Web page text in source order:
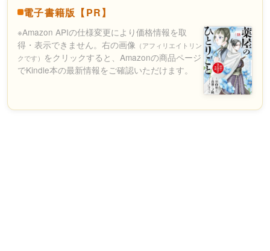
電子書籍版【PR】
※Amazon APIの仕様変更により価格情報を取
得・表示できません。右の画像 （アフィリエイトリン
クです） をクリックすると、Amazonの商品ページ
でKindle本の最新情報をご確認いただけます。